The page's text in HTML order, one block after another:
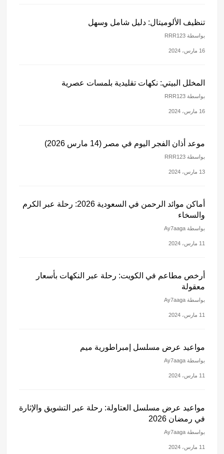
تنظيف الألوميتال: دليل شامل وسهل
بواسطة RRR123
16 مارس، 2024
المخلل البيتي: نكهات تقليدية بلمسات عصرية
بواسطة RRR123
16 مارس، 2024
موعد أذان الفجر اليوم في مصر (14 مارس 2026)
بواسطة RRR123
13 مارس، 2024
أماكن موائد الرحمن في السعودية 2026: رحلة عبر الكرم
والسخاء
بواسطة Ay7aaga
11 مارس، 2024
أرخص مطاعم في الكويت: رحلة عبر النكهات بأسعار
معقولة
بواسطة Ay7aaga
11 مارس، 2024
مواعيد عرض مسلسل إمبراطورية ميم
بواسطة Ay7aaga
11 مارس، 2024
مواعيد عرض مسلسل العتاولة: رحلة عبر التشويق والإثارة
في رمضان 2026
بواسطة Ay7aaga
11 مارس، 2024